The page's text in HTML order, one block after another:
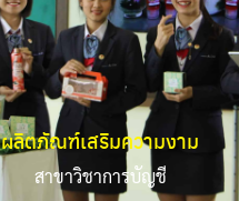
ผลิตภัณฑ์เสริมความงาม
สาขาวิชาการบัญชี